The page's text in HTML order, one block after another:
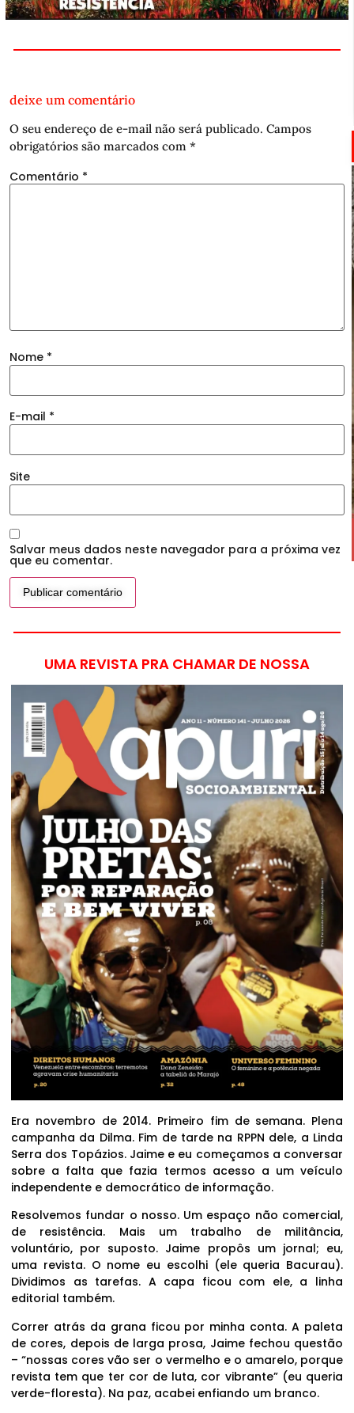
deixe um comentário
O seu endereço de e-mail não será publicado. Campos
obrigatórios são marcados com *
Comentário *
Nome *
E-mail *
Site
Salvar meus dados neste navegador para a próxima vez
que eu comentar.
UMA REVISTA PRA CHAMAR DE NOSSA
Era novembro de 2014. Primeiro fim de semana. Plena
campanha da Dilma. Fim de tarde na RPPN dele, a Linda
Serra dos Topázios. Jaime e eu começamos a conversar
sobre a falta que fazia termos acesso a um veículo
independente e democrático de informação.
Resolvemos fundar o nosso. Um espaço não comercial,
de resistência. Mais um trabalho de militância,
voluntário, por suposto. Jaime propôs um jornal; eu,
uma revista. O nome eu escolhi (ele queria Bacurau).
Dividimos as tarefas. A capa ficou com ele, a linha
editorial também.
Correr atrás da grana ficou por minha conta. A paleta
de cores, depois de larga prosa, Jaime fechou questão
– “nossas cores vão ser o vermelho e o amarelo, porque
revista tem que ter cor de luta, cor vibrante” (eu queria
verde-floresta). Na paz, acabei enfiando um branco.